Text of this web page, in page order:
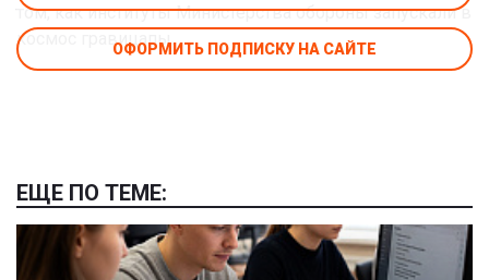
том, как институты Министерства обороны запускали в
космос гравицапы.ОФОРМИТЬ ПОДПИСКУ НА САЙТЕ
ЕЩЕ ПО ТЕМЕ: